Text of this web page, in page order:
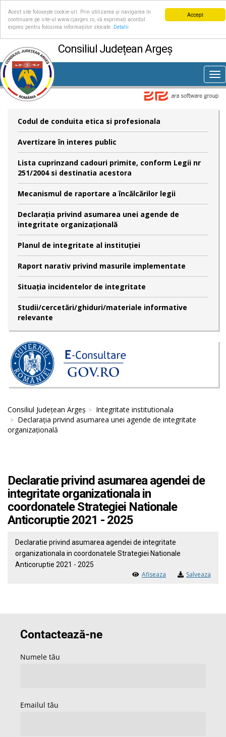
Accept
Acest site folosește cookie-uri. Prin utilizarea și navigarea în
continuare pe site-ul www.cjarges.ro, vă exprimați acordul
expres pentru folosirea informațiilor stocate.
Detalii
Consiliul Județean Argeș
Codul de conduita etica si profesionala
Avertizare în interes public
Lista cuprinzand cadouri primite, conform Legii nr
251/2004 si destinatia acestora
Mecanismul de raportare a încălcărilor legii
Declaraţia privind asumarea unei agende de
integritate organizaţională
Planul de integritate al instituției
Raport narativ privind masurile implementate
Situația incidentelor de integritate
Studii/cercetări/ghiduri/materiale informative
relevante
Consiliul Județean Argeș
Integritate institutionala
Declaraţia privind asumarea unei agende de integritate
organizaţională
Declaratie privind asumarea agendei de
integritate organizationala in
coordonatele Strategiei Nationale
Anticoruptie 2021 - 2025
Declaratie privind asumarea agendei de integritate
organizationala in coordonatele Strategiei Nationale
Anticoruptie 2021 - 2025
Afiseaza Salveaza